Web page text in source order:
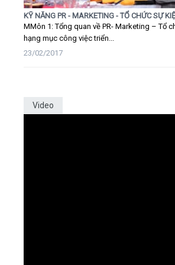
KỸ NĂNG PR - MARKETING - TỔ CHỨC SỰ
MMôn 1: Tổng quan về PR- Marketing – Tổ
hạng mục công việc triển...
23/02/2017
Video